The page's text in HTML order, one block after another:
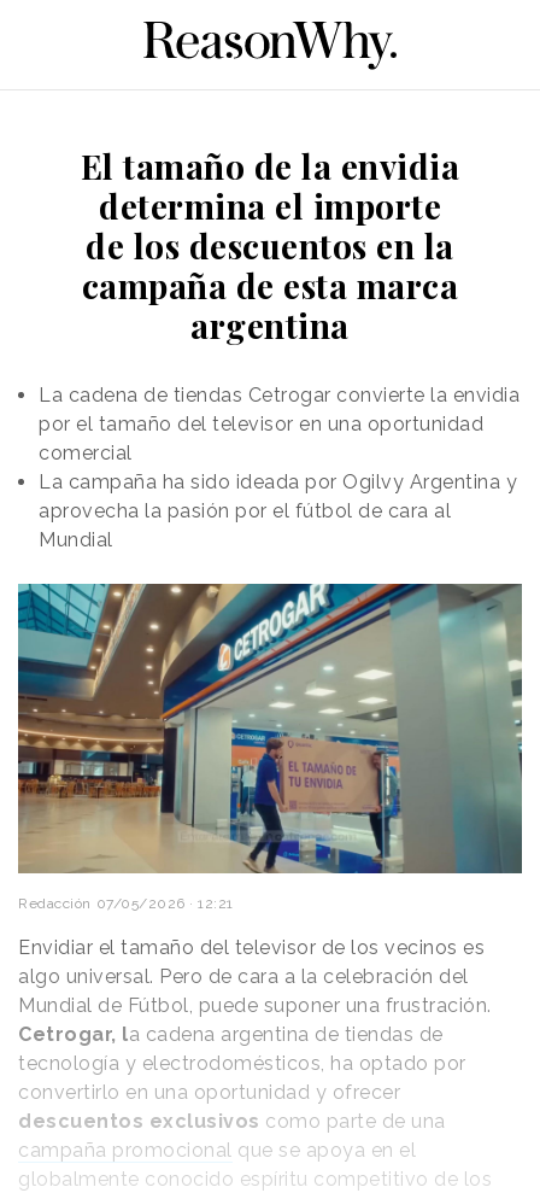
El tamaño de la envidia
determina el importe
de los descuentos en la
campaña de esta marca
argentina
La cadena de tiendas Cetrogar convierte la envidia
por el tamaño del televisor en una oportunidad
comercial
La campaña ha sido ideada por Ogilvy Argentina y
aprovecha la pasión por el fútbol de cara al
Mundial
Redacción 07/05/2026 · 12:21
Envidiar el tamaño del televisor de los vecinos es
algo universal. Pero de cara a la celebración del
Mundial de Fútbol, puede suponer una frustración.
Cetrogar, la cadena argentina de tiendas de
tecnología y electrodomésticos, ha optado por
convertirlo en una oportunidad y ofrecer
descuentos exclusivos como parte de una
campaña promocional que se apoya en el
globalmente conocido espíritu competitivo de los